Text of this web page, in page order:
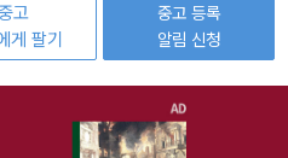
고
게 팔기
중고 등록
알림 신청